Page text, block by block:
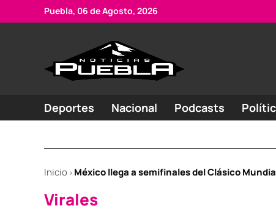
Puebla, 06 de Agosto, 2026
noticias
Deportes Nacional Podcasts
Inicio > México llega a semifinales del Clásico
POSTED
IN
Virales